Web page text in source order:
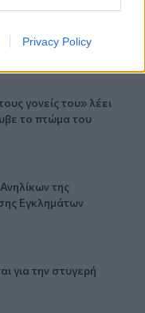
Privacy Policy
για τις
γονείς του» λέει
το πτώμα του
της
Εγκλημάτων
για την στυγερή